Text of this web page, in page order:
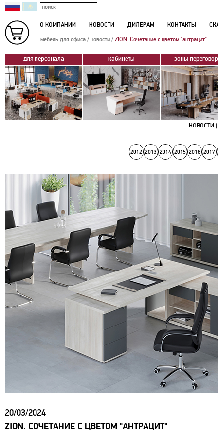
О КОМПАНИИ НОВОСТИ ДИЛЕРАМ КОНТАКТЫ
мебель для офиса / новости / ZION. Сочетание с цветом "антрацит"
для персонала кабинеты зоны
НОВОСТИ
2012 2013 2014 2015 2016 2017
20/03/2024
ZION. СОЧЕТАНИЕ С ЦВЕТОМ "АНТРАЦИТ"